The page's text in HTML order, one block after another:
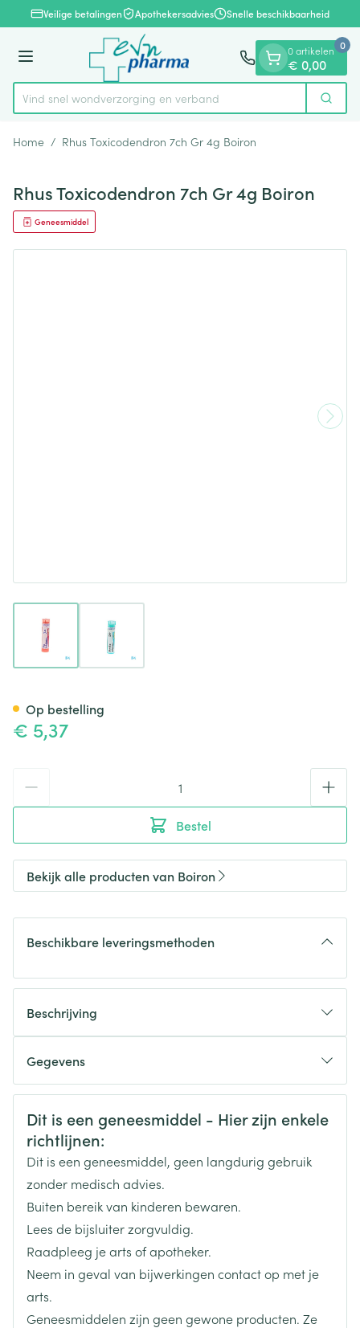
Ga naar de inhoud
1 van 1Veilige betalingen Apothekersadvies Snelle beschikbaarheid
Menu
Product, merk, categorie...
Vind snel wondverzorging en verband Zoek
0 artikelen
€ 0,00
0
Home / Rhus Toxicodendron 7ch Gr 4g Boiron
Rhus Toxicodendron 7ch Gr 4g Boiron
Geneesmiddel
€ 5,37
Bestel
Op bestelling
Bekijk alle producten van Boiron
Beschikbare leveringsmethoden
Beschrijving
Gegevens
CNK
3101862
Organisaties
Merken Boiron
Breedte 15 mm
Lengte 61 mm
Diepte 15 mm
Veiligheidsinformatie
Dit is een geneesmiddel - Hier zijn enkele
richtlijnen:
Dit is een geneesmiddel, geen langdurig gebruik
zonder medisch advies.
Buiten bereik van kinderen bewaren.
Lees de bijsluiter zorgvuldig.
Raadpleeg je arts of apotheker.
Neem in geval van bijwerkingen contact op met je
arts.
Geneesmiddelen zijn geen gewone producten. Ze